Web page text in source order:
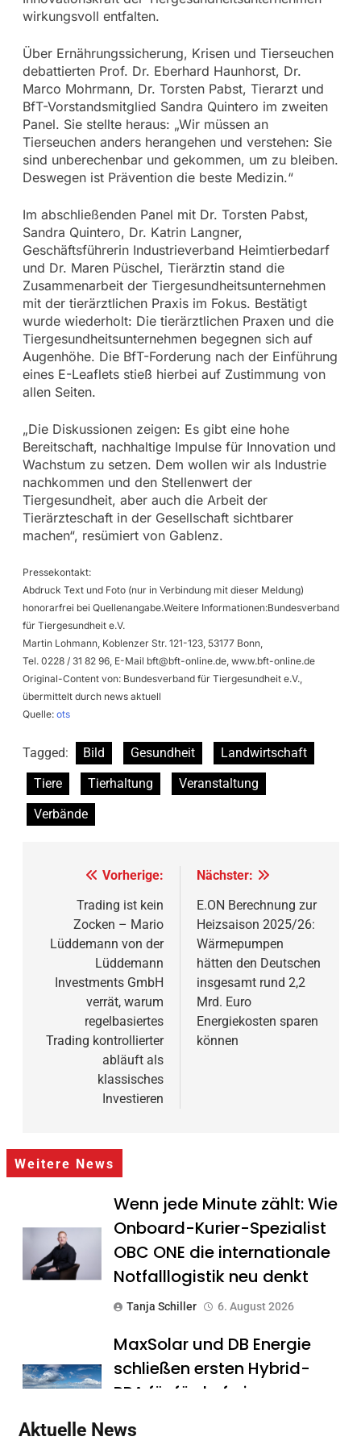
wirkungsvoll entfalten.
Über Ernährungssicherung, Krisen und Tierseuchen
debattierten Prof. Dr. Eberhard Haunhorst, Dr.
Marco Mohrmann, Dr. Torsten Pabst, Tierarzt und
BfT-Vorstandsmitglied Sandra Quintero im zweiten
Panel. Sie stellte heraus: „Wir müssen an
Tierseuchen anders herangehen und verstehen: Sie
sind unberechenbar und gekommen, um zu bleiben.
Deswegen ist Prävention die beste Medizin.“
Im abschließenden Panel mit Dr. Torsten Pabst,
Sandra Quintero, Dr. Katrin Langner,
Geschäftsführerin Industrieverband Heimtierbedarf
und Dr. Maren Püschel, Tierärztin stand die
Zusammenarbeit der Tiergesundheitsunternehmen
mit der tierärztlichen Praxis im Fokus. Bestätigt
wurde wiederholt: Die tierärztlichen Praxen und die
Tiergesundheitsunternehmen begegnen sich auf
Augenhöhe. Die BfT-Forderung nach der Einführung
eines E-Leaflets stieß hierbei auf Zustimmung von
allen Seiten.
„Die Diskussionen zeigen: Es gibt eine hohe
Bereitschaft, nachhaltige Impulse für Innovation und
Wachstum zu setzen. Dem wollen wir als Industrie
nachkommen und den Stellenwert der
Tiergesundheit, aber auch die Arbeit der
Tierärzteschaft in der Gesellschaft sichtbarer
machen“, resümiert von Gablenz.
Pressekontakt:
Abdruck Text und Foto (nur in Verbindung mit dieser Meldung)
honorarfrei bei Quellenangabe.Weitere Informationen:Bundesverband
für Tiergesundheit e.V.
Martin Lohmann, Koblenzer Str. 121-123, 53177 Bonn,
Tel. 0228 / 31 82 96, E-Mail bft@bft-online.de, www.bft-online.de
Original-Content von: Bundesverband für Tiergesundheit e.V.,
übermittelt durch news aktuell
Quelle: ots
Tagged: Bild Gesundheit
Landwirtschaft
Tiere
Tierhaltung
Veranstaltung
Verbände
Beitragsnavigation
Vorherige:
Trading ist kein
Zocken – Mario
Lüddemann von der
Lüddemann
Investments GmbH
verrät, warum
regelbasiertes
Trading kontrollierter
abläuft als
klassisches
Investieren
Nächster:
E.ON Berechnung zur
Heizsaison 2025/26:
Wärmepumpen
hätten den Deutschen
insgesamt rund 2,2
Mrd. Euro
Energiekosten sparen
können
Weitere News
Wenn jede Minute zählt: Wie
Onboard-Kurier-Spezialist
OBC ONE die internationale
Notfalllogistik neu denkt
Tanja Schiller 6. August 2026
MaxSolar und DB Energie
schließen ersten Hybrid-
PPA für förderfreie
Aktuelle News